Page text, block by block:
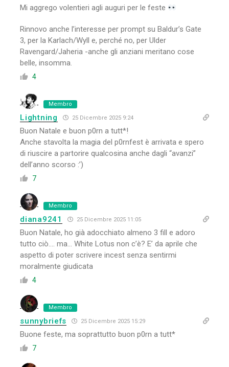
Mi aggrego volentieri agli auguri per le feste
Rinnovo anche l’interesse per prompt su Baldur’s Gate
3, per la Karlach/Wyll e, perché no, per Ulder
Ravengard/Jaheria -anche gli anziani meritano cose
belle, insomma.
4
Membro
Lightning 25 Dicembre 2025 9:24
Buon Natale e buon p0rn a tutt*!
Anche stavolta la magia del p0rnfest è arrivata e spero
di riuscire a partorire qualcosina anche dagli “avanzi”
dell’anno scorso :’)
7
Membro
diana9241 25 Dicembre 2025 11:05
Buon Natale, ho già adocchiato almeno 3 fill e adoro
tutto ciò…. ma… White Lotus non c’è? E’ da aprile che
aspetto di poter scrivere incest senza sentirmi
moralmente giudicata
4
Membro
sunnybriefs 25 Dicembre 2025 15:29
Buone feste, ma soprattutto buon p0rn a tutt*
7